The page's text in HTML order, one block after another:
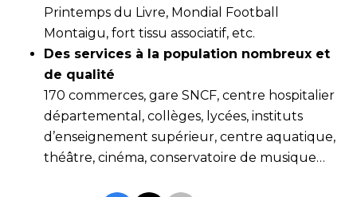
Printemps du Livre, Mondial Football
Montaigu, fort tissu associatif, etc.
Des services à la population nombreux et
de qualité
170 commerces, gare SNCF, centre hospitalier
départemental, collèges, lycées, instituts
d’enseignement supérieur, centre aquatique,
théâtre, cinéma, conservatoire de musique…